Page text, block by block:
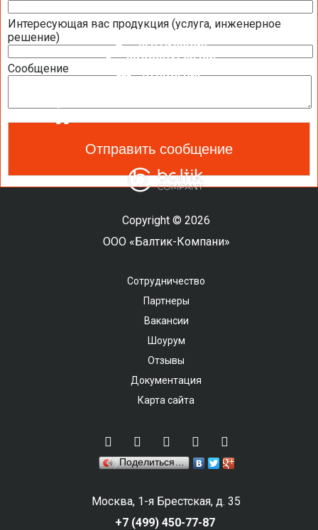
Интересующая вас продукция (услуга, инженерное
решение)
Сообщение
КОНДИЦИОНИРОВАНИЕ
ВЕНТИЛЯЦИЯ
ВОДОСНАБЖЕНИЕ
ОТОПЛЕНИЕ
Copyright © 2026
ООО «Балтик-Компани»
Сотрудничество
Партнеры
Вакансии
Шоурум
Отзывы
Документация
Карта сайта
Поделиться…
Москва, 1-я Брестская, д. 35
+7 (499) 450-77-87